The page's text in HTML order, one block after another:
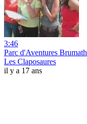
3:46
Parc d'Aventures Brumath
Les Claposaures
il y a 17 ans